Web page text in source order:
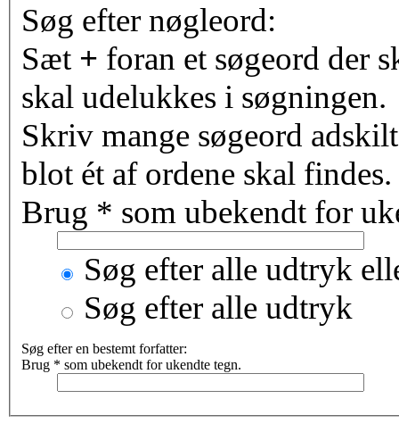
Søg efter nøgleord:
Sæt + foran et søgeord der
skal udelukkes i søgningen.
Skriv mange søgeord
blot ét af ordene skal findes.
Brug * som ubekendt for
Søg efter alle udtryk
Søg efter alle udtryk
Søg efter en bestemt forfatter:
Brug * som ubekendt for ukendte tegn.